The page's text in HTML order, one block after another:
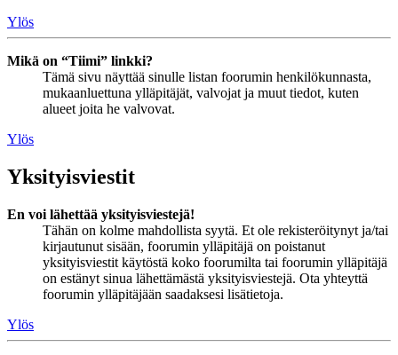
Ylös
Mikä on “Tiimi” linkki?
Tämä sivu näyttää sinulle listan foorumin henkilökunnasta,
mukaanluettuna ylläpitäjät, valvojat ja muut tiedot, kuten
alueet joita he valvovat.
Ylös
Yksityisviestit
En voi lähettää yksityisviestejä!
Tähän on kolme mahdollista syytä. Et ole rekisteröitynyt ja/tai
kirjautunut sisään, foorumin ylläpitäjä on poistanut
yksityisviestit käytöstä koko foorumilta tai foorumin ylläpitäjä
on estänyt sinua lähettämästä yksityisviestejä. Ota yhteyttä
foorumin ylläpitäjään saadaksesi lisätietoja.
Ylös